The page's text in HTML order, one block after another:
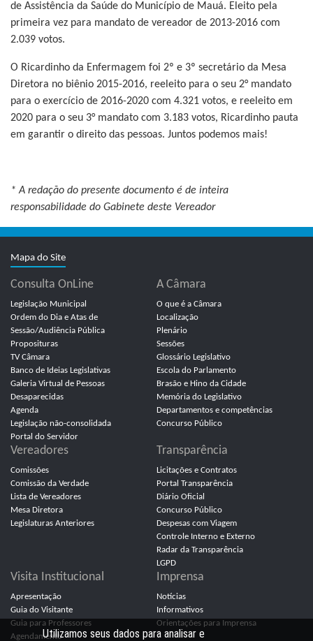
de Assistência da Saúde do Município de Mauá. Eleito pela
primeira vez para mandato de vereador de 2013-2016 com
2.039 votos.
O Ricardinho da Enfermagem foi 2º e 3º secretário da Mesa
Diretora no biênio 2015-2016, reeleito para o seu 2° mandato
para o exercício de 2016-2020 com 4.321 votos, e reeleito em
2020 para o seu 3° mandato com 3.183 votos, Ricardinho pauta
em garantir o direito das pessoas. Juntos podemos mais!
* A redação do presente documento é de inteira
responsabilidade do Gabinete deste Vereador
Mapa do Site
Consulta OnLine
Legislação Municipal
Ordem do Dia e Atas de
Sessão/Audiência Pública
Proposituras
TV Câmara
Banco de Ideias Legislativas
Galeria Virtual de Pessoas
Desaparecidas
Agenda
Legislação não-consolidada
Portal do Servidor
A Câmara
O que é a Câmara
Localização
Plenário
Sessões
Glossário Legislativo
Escola do Parlamento
Brasão e Hino da Cidade
Memória do Legislativo
Departamentos e competências
Concurso Público
Vereadores
Comissões
Comissão da Verdade
Lista de Vereadores
Mesa Diretora
Legislaturas Anteriores
Transparência
Licitações e Contratos
Portal Transparência
Diário Oficial
Concurso Público
Despesas com Viagem
Controle Interno e Externo
Radar da Transparência
LGPD
Visita Institucional
Apresentação
Guia do Visitante
Guia para Professores
Agendamento
Imprensa
Notícias
Informativos
Orientações para Imprensa
Utilizamos seus dados para analisar e